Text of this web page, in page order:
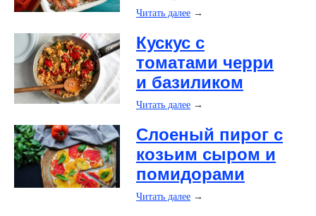
Читать далее →
Кускус с
томатами черри
и базиликом
Читать далее →
Слоеный пирог с
козьим сыром и
помидорами
Читать далее →